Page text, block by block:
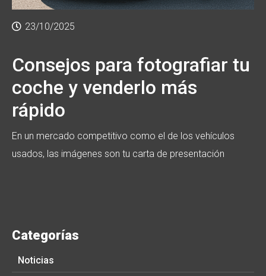
Categorías
Noticias
23/10/2025
Consejos para fotografiar tu
coche y venderlo más
rápido
En un mercado competitivo como el de los vehículos
usados, las imágenes son tu carta de presentación